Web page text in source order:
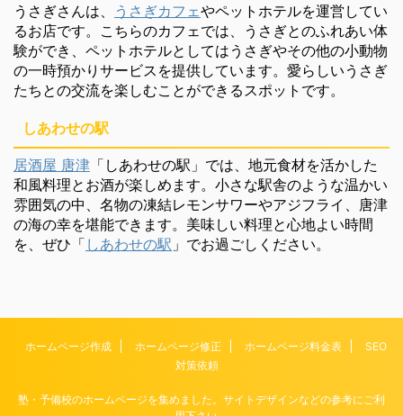
うさぎさんは、 うさぎカフェやペットホテルを運営してい
るお店です。こちらのカフェでは、うさぎとのふれあい体
験ができ、ペットホテルとしてはうさぎやその他の小動物
の一時預かりサービスを提供しています。愛らしいうさぎ
たちとの交流を楽しむことができるスポットです。
しあわせの駅
居酒屋 唐津 「しあわせの駅」では、地元食材を活かした
和風料理とお酒が楽しめます。小さな駅舎のような温かい
雰囲気の中、名物の凍結レモンサワーやアジフライ、唐津
の海の幸を堪能できます。美味しい料理と心地よい時間
を、ぜひ「 しあわせの駅 」でお過ごしください。
ホームページ作成 ホームページ修正 ホームページ料金表
SEO
対策依頼
塾・予備校のホームページを集めました。サイトデザインなどの参考にご利